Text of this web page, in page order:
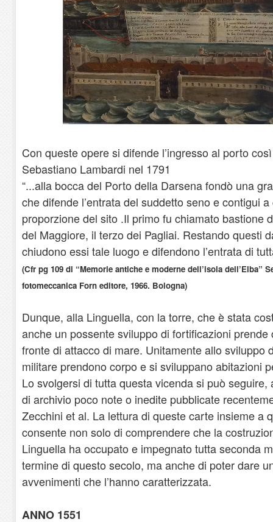
Con queste opere si difende l’ingresso al porto
Sebastiano Lambardi nel 1791
“...alla bocca del Porto della Darsena fondò una
che difende l’entrata del suddetto seno e contigui
proporzione del sito .Il primo fu chiamato bastione
del Maggiore, il terzo dei Pagliai. Restando questi
chiudono essi tale luogo e difendono l’entrata di
(Cfr pg 109 di “Memorie antiche e moderne dell’isola dell’Elba”
fotomeccanica Forn editore, 1966. Bologna)
Dunque, alla Linguella, con la torre, che è stata
anche un possente sviluppo di fortificazioni
fronte di attacco di mare. Unitamente allo sviluppo
militare prendono corpo e si sviluppano abitazioni
Lo svolgersi di tutta questa vicenda si può
di archivio poco note o inedite pubblicate
Zecchini et al. La lettura di queste carte insieme a
consente non solo di comprendere che la
Linguella ha occupato e impegnato tutta seconda
termine di questo secolo, ma anche di poter dare
avvenimenti che l’hanno caratterizzata.
ANNO 1551